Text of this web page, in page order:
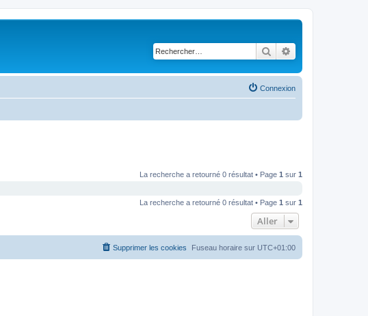
Rechercher
Connexion
La recherche a retourné 0 résultat • Page 1 sur 1
La recherche a retourné 0 résultat • Page 1 sur 1
Aller
Fuseau horaire sur UTC+01:00
Supprimer les cookies